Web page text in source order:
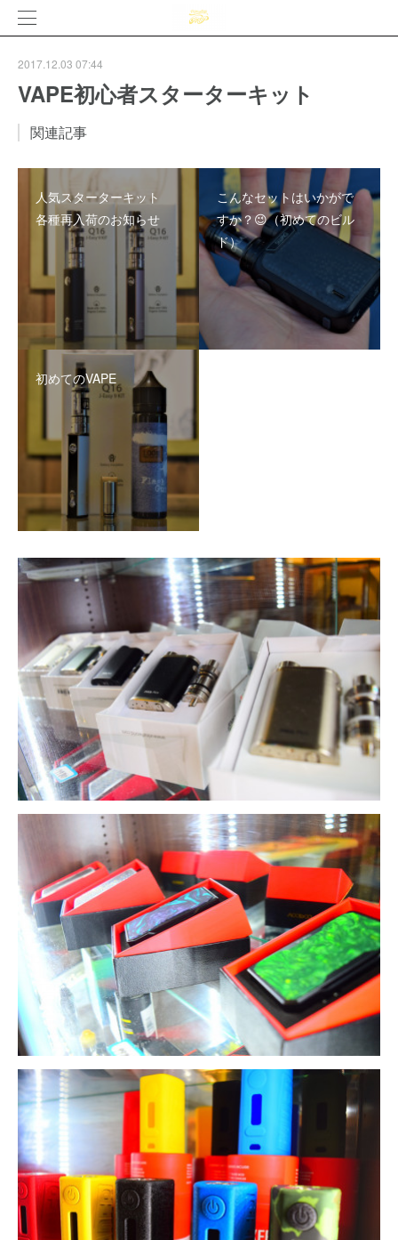
2017.12.03 07:44
VAPE初心者スターターキット
関連記事
人気スターターキット
各種再入荷のお知らせ
こんなセットはいかがで
すか？😉（初めてのビル
ド）
初めてのVAPE